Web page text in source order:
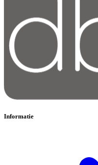
Informatie